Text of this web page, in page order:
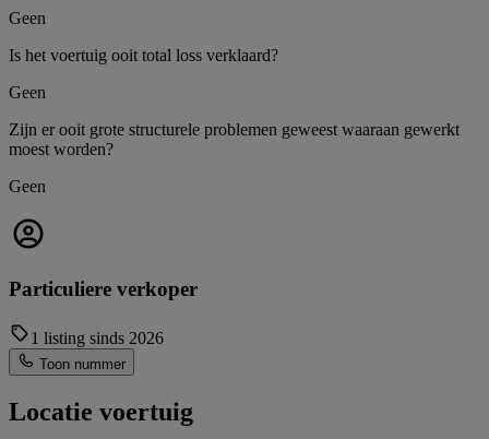
Geen
Is het voertuig ooit total loss verklaard?
Geen
Zijn er ooit grote structurele problemen geweest waaraan gewerkt
moest worden?
Geen
Particuliere verkoper
1 listing sinds 2026
Toon nummer
Locatie voertuig